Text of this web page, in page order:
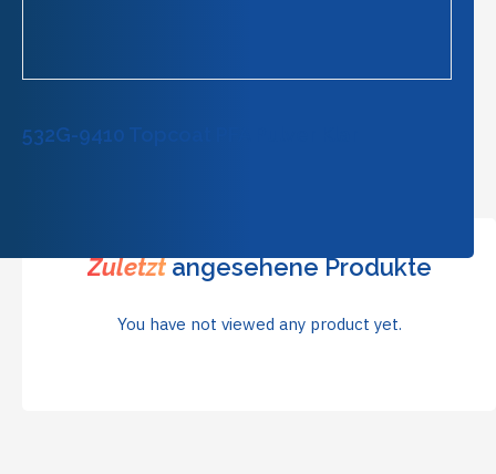
532G-9410 Topcoat PFA Pulver Klar
Zuletztangesehene Produkte
You have not viewed any product yet.